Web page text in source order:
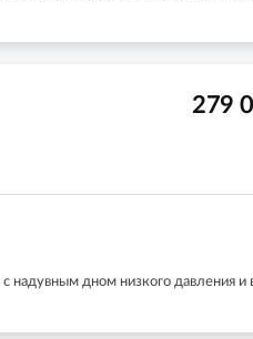
дном низкого давления
279